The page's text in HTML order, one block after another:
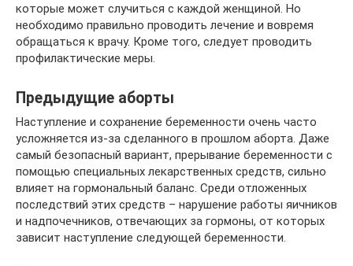
которые может случиться с каждой женщиной. Но
необходимо правильно проводить лечение и вовремя
обращаться к врачу. Кроме того, следует проводить
профилактические меры.
Предыдущие аборты
Наступление и сохранение беременности очень часто
усложняется из-за сделанного в прошлом аборта. Даже
самый безопасный вариант, прерывание беременности с
помощью специальных лекарственных средств, сильно
влияет на гормональный баланс. Среди отложенных
последствий этих средств – нарушение работы яичников
и надпочечников, отвечающих за гормоны, от которых
зависит наступление следующей беременности.